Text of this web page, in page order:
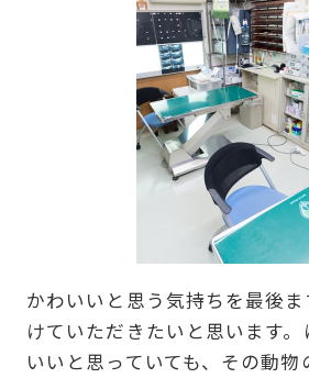
かわいいと思う気持ちを最後
けていただきたいと思います
いいと思っていても、その動物